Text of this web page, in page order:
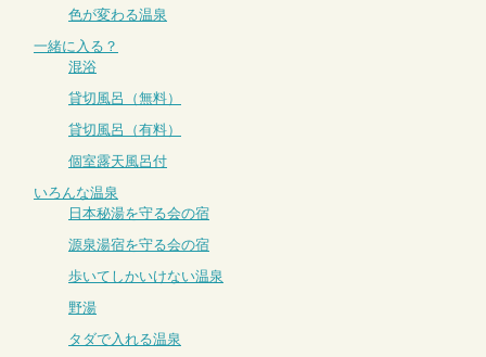
色が変わる温泉
一緒に入る？
混浴
貸切風呂（無料）
貸切風呂（有料）
個室露天風呂付
いろんな温泉
日本秘湯を守る会の宿
源泉湯宿を守る会の宿
歩いてしかいけない温泉
野湯
タダで入れる温泉